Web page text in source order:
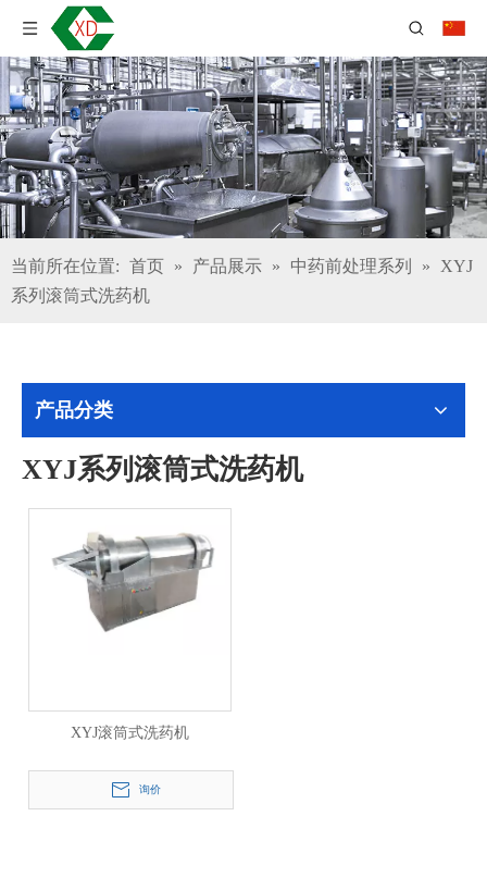
当前所在位置: 首页 » 产品展示 » 中药前处理系列 »
XYJ
系列滚筒式洗药机
产品分类
XYJ系列滚筒式洗药机
XYJ滚筒式洗药机
询价